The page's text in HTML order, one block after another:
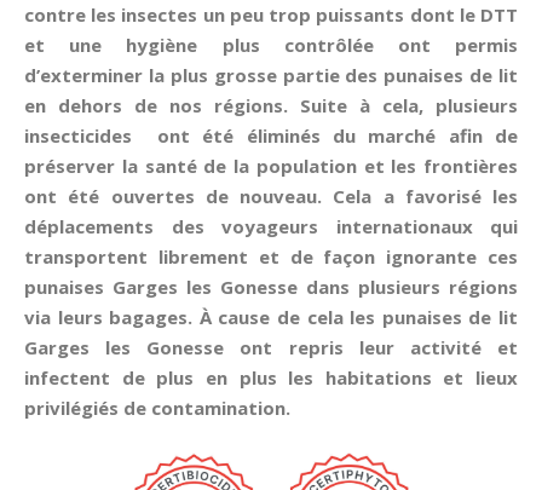
contre les insectes un peu trop puissants dont le DTT
et une hygiène plus contrôlée ont permis
d’exterminer la plus grosse partie des punaises de lit
en dehors de nos régions. Suite à cela, plusieurs
insecticides ont été éliminés du marché afin de
préserver la santé de la population et les frontières
ont été ouvertes de nouveau. Cela a favorisé les
déplacements des voyageurs internationaux qui
transportent librement et de façon ignorante ces
punaises Garges les Gonesse dans plusieurs régions
via leurs bagages. À cause de cela les punaises de lit
Garges les Gonesse ont repris leur activité et
infectent de plus en plus les habitations et lieux
privilégiés de contamination.